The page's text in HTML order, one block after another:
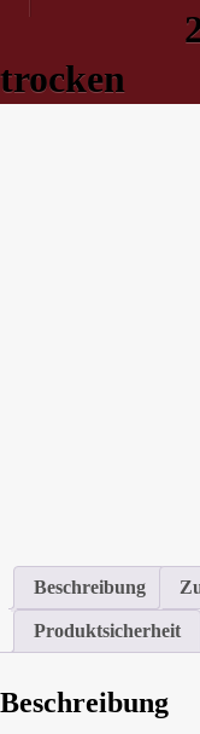
trocken
Beschreibung
Produktsicherheit
Beschreibung